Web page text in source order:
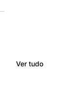
Ver tudo